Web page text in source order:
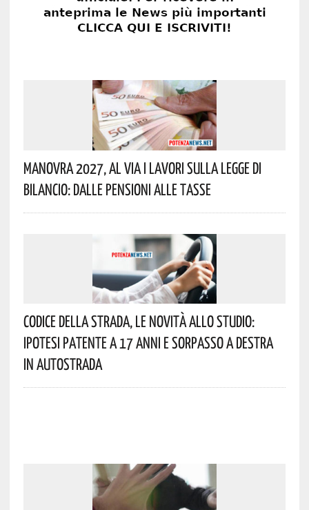
Manovra 2027, Al Via I Lavori Sulla Legge Di
Bilancio: Dalle Pensioni Alle Tasse
Codice Della Strada, Le Novità Allo Studio:
Ipotesi Patente A 17 Anni E Sorpasso A Destra
In Autostrada